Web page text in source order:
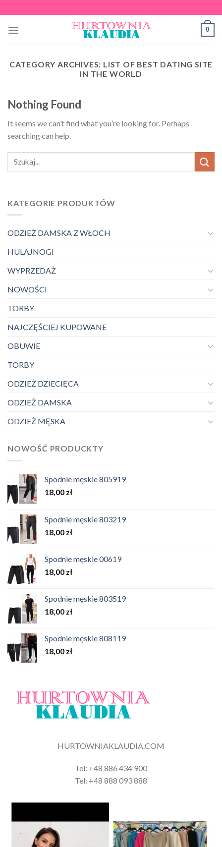
to
content
0
CATEGORY ARCHIVES: LIST OF BEST DATING SITE
IN THE WORLD
Nothing Found
It seems we can’t find what you’re looking for. Perhaps
searching can help.
KATEGORIE PRODUKTÓW
ODZIEŻ DAMSKA Z WŁOCH
HULAJNOGI
WYPRZEDAŻ
NOWOŚCI
TORBY
NAJCZĘŚCIEJ KUPOWANE
OBUWIE
TORBY
ODZIEŻ DZIECIĘCA
ODZIEŻ DAMSKA
ODZIEŻ MĘSKA
NOWOŚĆ PRODUCKTY
Spodnie męskie 805919
18,00 zł
Spodnie męskie 803219
18,00 zł
Spodnie męskie 00619
18,00 zł
Spodnie męskie 803519
18,00 zł
Spodnie męskie 808119
18,00 zł
HURTOWNIAKLAUDIA.COM
Tel: +48 886 434 900
Tel: +48 888 093 888